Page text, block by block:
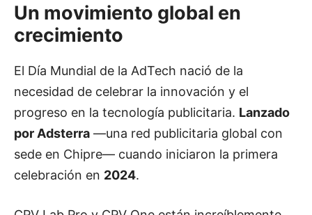
Un movimiento global en
crecimiento
El Día Mundial de la AdTech nació de la
necesidad de celebrar la innovación y el
progreso en la tecnología publicitaria. Lanzado
por Adsterra —una red publicitaria global con
sede en Chipre— cuando iniciaron la primera
celebración en 2024.